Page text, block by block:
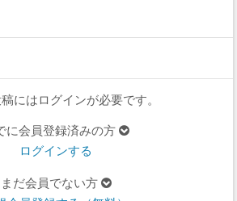
にはログインが必要です。
に会員登録済みの方
ログインする
まだ会員でない方